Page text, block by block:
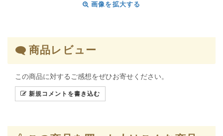
画像を拡大する
商品レビュー
この商品に対するご感想をぜひお寄せください。
新規コメントを書き込む